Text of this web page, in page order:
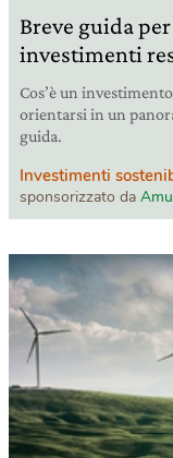
Breve guida
investimenti
Cos’è un
orientarsi in un
guida.
Investimenti
sponsorizzato da